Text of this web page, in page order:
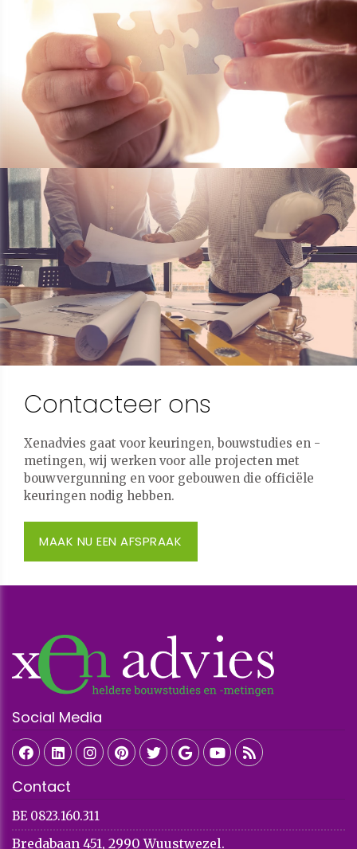
Contacteer ons
Xenadvies gaat voor keuringen, bouwstudies en -
metingen, wij werken voor alle projecten met
bouwvergunning en voor gebouwen die officiële
keuringen nodig hebben.
MAAK NU EEN AFSPRAAK
Social Media
Contact
BE 0823.160.311
Bredabaan 451, 2990 Wuustwezel.